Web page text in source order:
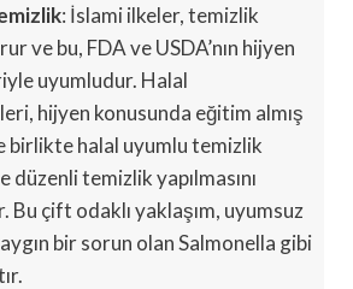
: İslami ilkeler, temizlik
ve bu, FDA ve USDA’nın hijyen
uyumludur. Halal
hijyen konusunda eğitim almış
birlikte halal uyumlu temizlik
düzenli temizlik yapılmasını
Bu çift odaklı yaklaşım, uyumsuz
bir sorun olan Salmonella gibi